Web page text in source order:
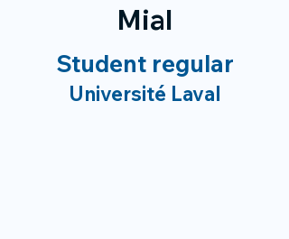
Mial
Student regular
Université Laval